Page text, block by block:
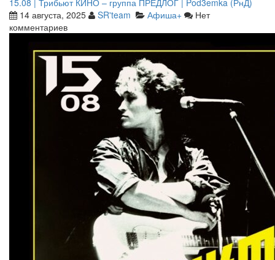
15.08 | Трибьют КИНО – группа ПРЕДЛОГ | Pod3emka (РнД)
14 августа, 2025
SR'team Афиша+
Нет
комментариев